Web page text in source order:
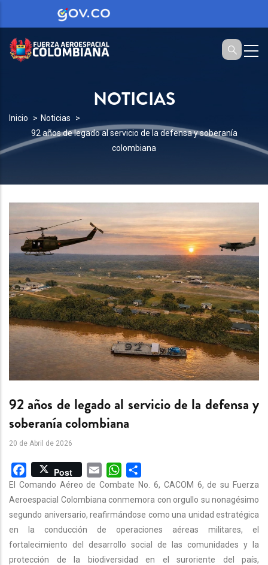
NOTICIAS
SOBRESCRIBIR
ENLACES
DE
A
LA
NAVEGACIÓN
Inicio
Noticias
92 años de legado al servicio de la defensa y soberanía
colombiana
92 años de legado al servicio de la defensa y
soberanía colombiana
20 de Abril de 2026
Facebook
Post Email WhatsApp
El Comando Aéreo de Combate No. 6, CACOM 6, de su Fuerza
Aeroespacial Colombiana conmemora con orgullo su nonagésimo
segundo aniversario, reafirmándose como una unidad estratégica
en la conducción de operaciones aéreas militares, el
fortalecimiento del desarrollo social de las comunidades y la
protección de la biodiversidad en el suroriente del país,